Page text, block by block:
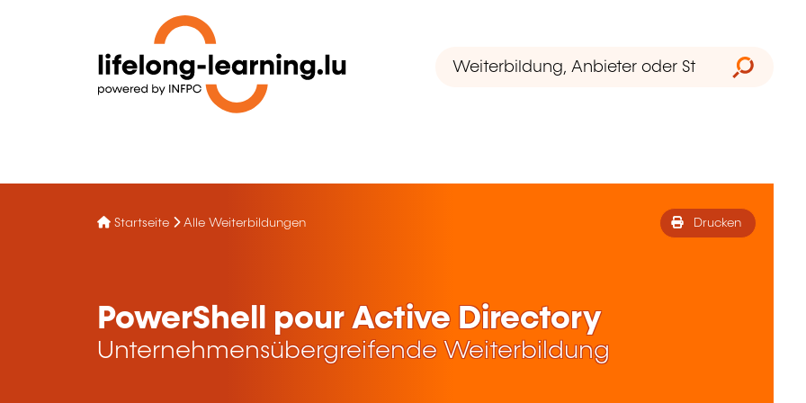
Startseite Alle Weiterbildungen Drucken
PowerShell pour Active Directory
Unternehmensübergreifende Weiterbildung